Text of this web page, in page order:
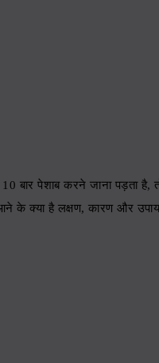
10 बार पेशाब करने जाना पड़ता है,
के क्या है लक्षण, कारण और